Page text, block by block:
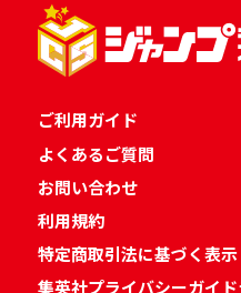
ご利用ガイド
よくあるご質問
お問い合わせ
利用規約
特定商取引法に基づく表示
集英社プライバシーガイ